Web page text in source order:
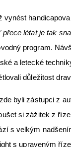
vynést
přece létat je tak
program.
a letecké
důležitost
byli zástupci z
si zážitek z
s velkým
s upraveným